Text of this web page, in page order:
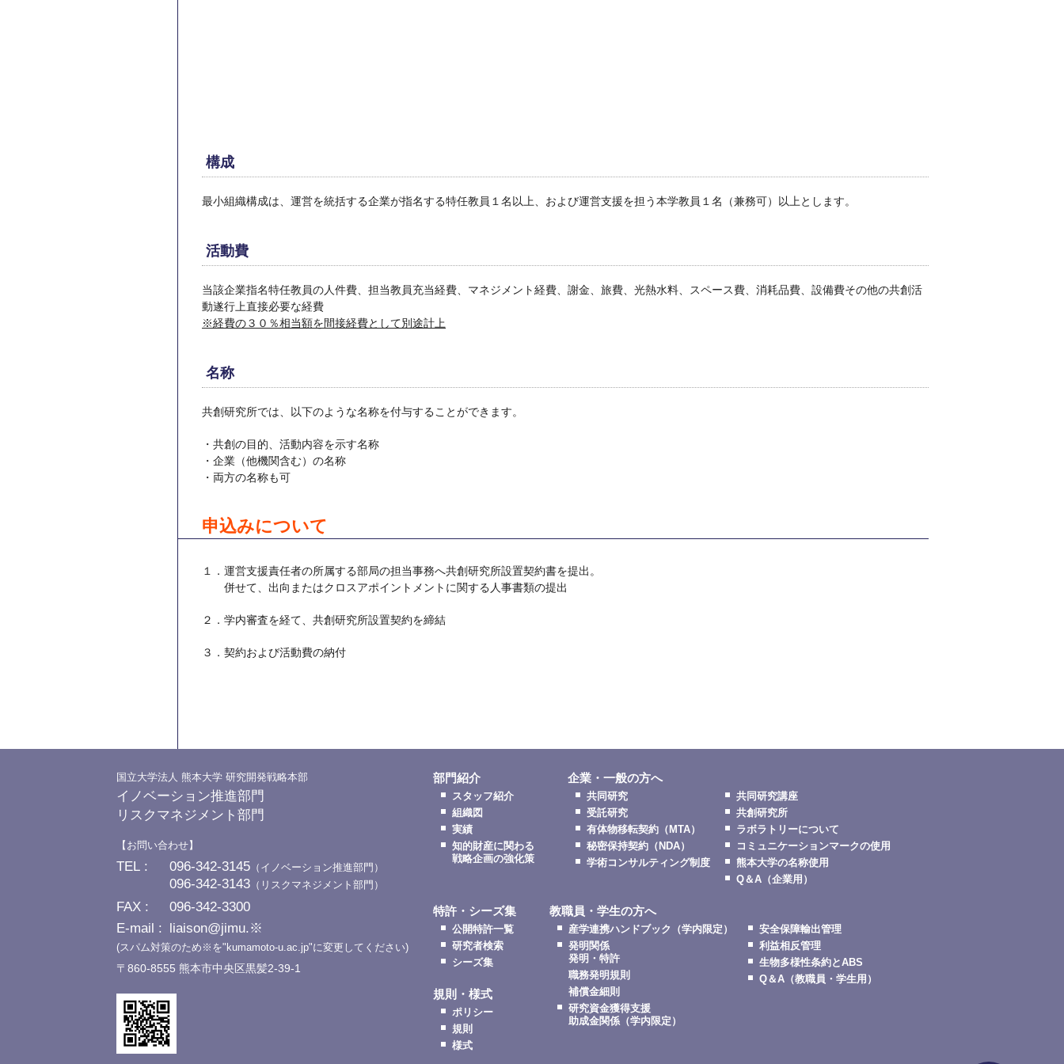
構成
最小組織構成は、運営を統括する企業が指名する特任教員１名以上、および運営支援を担う本学教員１名（兼務可）以上とします。
活動費
当該企業指名特任教員の人件費、担当教員充当経費、マネジメント経費、謝金、旅費、光熱水料、スペース費、消耗品費、設備費その他の共創活
動遂行上直接必要な経費
※経費の３０％相当額を間接経費として別途計上
名称
共創研究所では、以下のような名称を付与することができます。
・共創の目的、活動内容を示す名称
・企業（他機関含む）の名称
・両方の名称も可
申込みについて
１．運営支援責任者の所属する部局の担当事務へ共創研究所設置契約書を提出。
併せて、出向またはクロスアポイントメントに関する人事書類の提出
２．学内審査を経て、共創研究所設置契約を締結
３．契約および活動費の納付
国立大学法人 熊本大学 研究開発戦略本部
イノベーション推進部門
リスクマネジメント部門
お問い合わせ
TEL 096-342-3145 （イノベーション推進部門）
096-342-3143 （リスクマネジメント部門）
FAX
096-342-3300
E-mail
liaison@jimu.※
(スパム対策のため※を"kumamoto-u.ac.jp"に変更してください)
〒860-8555 熊本市中央区黒髪2-39-1
部門紹介
スタッフ紹介
組織図
実績
知的財産に関わる
戦略企画の強化策
企業・一般の方へ
共同研究
受託研究
有体物移転契約（MTA）
秘密保持契約（NDA）
学術コンサルティング制度
共同研究講座
共創研究所
ラボラトリーについて
コミュニケーションマークの使用
熊本大学の名称使用
Q＆A（企業用）
特許・シーズ集
公開特許一覧
研究者検索
シーズ集
規則・様式
ポリシー
規則
様式
教職員・学生の方へ
産学連携ハンドブック（学内限定）
発明関係
発明・特許
職務発明規則
補償金細則
研究資金獲得支援
助成金関係（学内限定）
安全保障輸出管理
利益相反管理
生物多様性条約とABS
Q＆A（教職員・学生用）